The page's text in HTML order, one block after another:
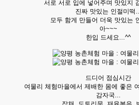
서로 서로 입에 넣어주며 맛있지
진짜 맛있는 인절미떡
모두 함게 만들어 더욱 맛있는
아~~~
한입 드세요...^^
드디어 점심시간
여물리 체험마을에서 제배한 몸에 좋은
감자국...